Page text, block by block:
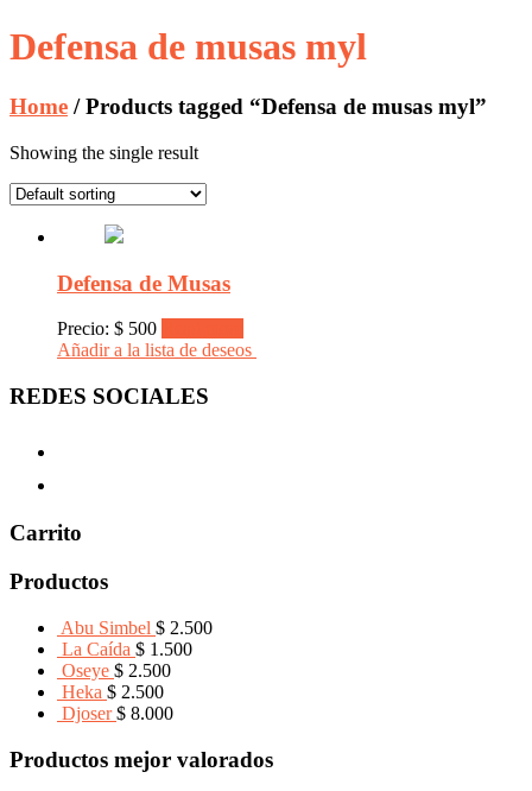
Defensa de musas myl
Home / Products tagged “Defensa de musas myl”
Showing the single result
Defensa de Musas
Precio: $ 500
Añadir a la lista de deseos
REDES SOCIALES
Carrito
Productos
Abu Simbel $ 2.500
La Caída $ 1.500
Oseye $ 2.500
Heka $ 2.500
Djoser $ 8.000
Productos mejor valorados